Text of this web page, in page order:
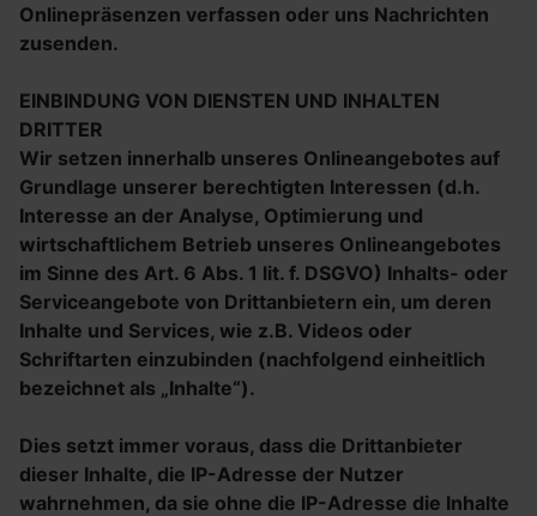
Onlinepräsenzen verfassen oder uns Nachrichten
zusenden.
EINBINDUNG VON DIENSTEN UND INHALTEN
DRITTER
Wir setzen innerhalb unseres Onlineangebotes auf
Grundlage unserer berechtigten Interessen (d.h.
Interesse an der Analyse, Optimierung und
wirtschaftlichem Betrieb unseres Onlineangebotes
im Sinne des Art. 6 Abs. 1 lit. f. DSGVO) Inhalts- oder
Serviceangebote von Drittanbietern ein, um deren
Inhalte und Services, wie z.B. Videos oder
Schriftarten einzubinden (nachfolgend einheitlich
bezeichnet als „Inhalte“).
Dies setzt immer voraus, dass die Drittanbieter
dieser Inhalte, die IP-Adresse der Nutzer
wahrnehmen, da sie ohne die IP-Adresse die Inhalte